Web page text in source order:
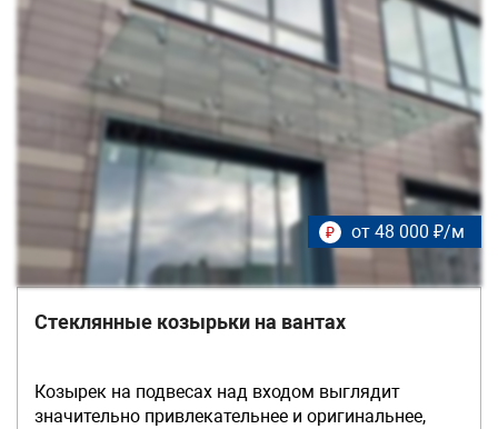
₽ от 48 000 ₽/м
Стеклянные козырьки на вантах
Козырек на подвесах над входом выглядит
значительно привлекательнее и оригинальнее,